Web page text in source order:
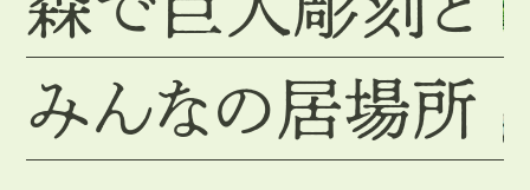
みんなの居場所